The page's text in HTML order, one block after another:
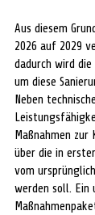
Aus diesem
2026 auf 2029
dadurch wird
um diese
Neben
Maßnahmen
über die in
vom
werden soll. Ein